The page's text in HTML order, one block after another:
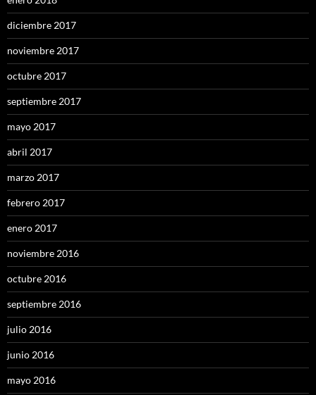
diciembre 2017
noviembre 2017
octubre 2017
septiembre 2017
mayo 2017
abril 2017
marzo 2017
febrero 2017
enero 2017
noviembre 2016
octubre 2016
septiembre 2016
julio 2016
junio 2016
mayo 2016